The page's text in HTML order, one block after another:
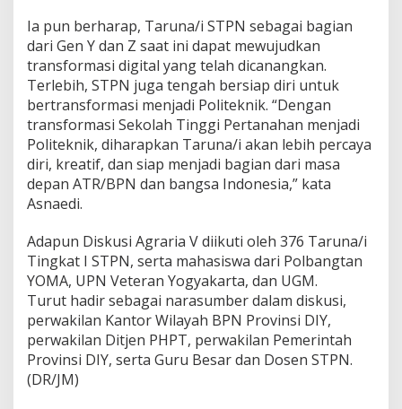
Ia pun berharap, Taruna/i STPN sebagai bagian
dari Gen Y dan Z saat ini dapat mewujudkan
transformasi digital yang telah dicanangkan.
Terlebih, STPN juga tengah bersiap diri untuk
bertransformasi menjadi Politeknik. “Dengan
transformasi Sekolah Tinggi Pertanahan menjadi
Politeknik, diharapkan Taruna/i akan lebih percaya
diri, kreatif, dan siap menjadi bagian dari masa
depan ATR/BPN dan bangsa Indonesia,” kata
Asnaedi.
Adapun Diskusi Agraria V diikuti oleh 376 Taruna/i
Tingkat I STPN, serta mahasiswa dari Polbangtan
YOMA, UPN Veteran Yogyakarta, dan UGM.
Turut hadir sebagai narasumber dalam diskusi,
perwakilan Kantor Wilayah BPN Provinsi DIY,
perwakilan Ditjen PHPT, perwakilan Pemerintah
Provinsi DIY, serta Guru Besar dan Dosen STPN.
(DR/JM)